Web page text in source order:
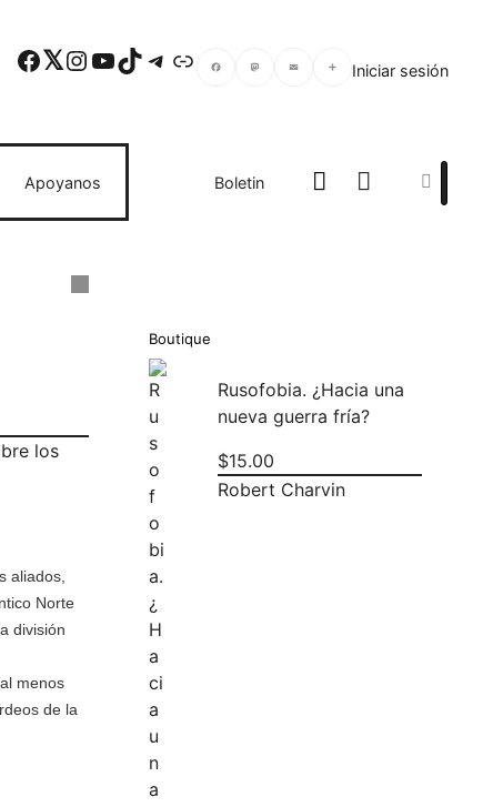
Facebook Twitter Instagram YouTube TikTok Telegram Enlace Iniciar sesión
Apoyanos Boletin
los
aliados,
Norte
división
menos
de la
Boutique
Rusofobia. ¿Hacia una
nueva guerra fría?
$15.00
Robert Charvin